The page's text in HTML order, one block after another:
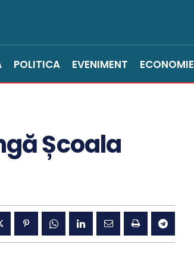
POLITICA EVENIMENT ECONOMIE
Școala